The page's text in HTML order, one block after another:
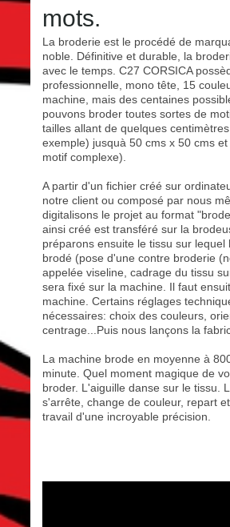
mots.
La broderie est le procédé de
noble. Définitive et durable, la
avec le temps. C27 CORSICA
professionnelle, mono tête, 15
machine, mais des centaines
pouvons broder toutes sortes de
tailles allant de quelques
exemple) jusquà 50 cms x 50 cms
motif complexe).
A partir d'un fichier créé sur
notre client ou composé par nous
digitalisons le projet au format
ainsi créé est transféré sur la
préparons ensuite le tissu sur lequel
brodé (pose d'une contre broderie
appelée viseline, cadrage du tissu
sera fixé sur la machine. Il faut
machine. Certains réglages
nécessaires: choix des couleurs,
centrage...Puis nous lançons la
La machine brode en moyenne à
minute. Quel moment magique de
broder. L'aiguille danse sur le tissu.
s'arrête, change de couleur, repart
travail d'une incroyable précision.